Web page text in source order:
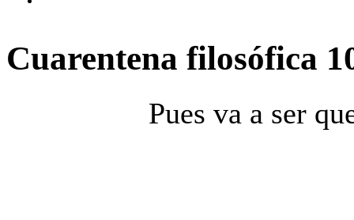
Cuarentena filosófica
Pues va a ser